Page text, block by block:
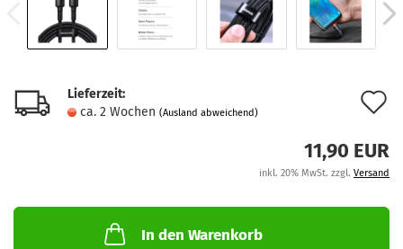
Lieferzeit:
ca. 2 Wochen (Ausland abweichend)
11,90 EUR
inkl. 20% MwSt. zzgl. Versand
In den Warenkorb